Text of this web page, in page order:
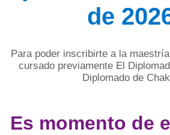
de
Para poder inscribirte a la
cursado previamente El
Diplomado de
Es momento de